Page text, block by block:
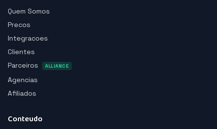
Quem Somos
Precos
Integracoes
Clientes
Parceiros
ALLIANCE
Agencias
Afiliados
Conteudo